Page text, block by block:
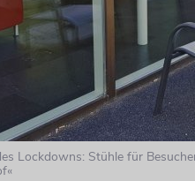
Lockdowns: Stühle für